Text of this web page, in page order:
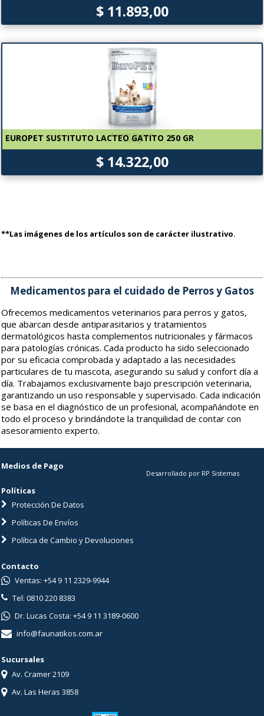
$ 11.893,00
EUROPET SUSTITUTO LACTEO GATITO 250 GR
$ 14.322,00
**Las imágenes de los artículos son de carácter ilustrativo.
Medicamentos para el cuidado de Perros y Gatos
Ofrecemos medicamentos veterinarios para perros y gatos,
que abarcan desde antiparasitarios y tratamientos
dermatológicos hasta complementos nutricionales y fármacos
para patologías crónicas. Cada producto ha sido seleccionado
por su eficacia comprobada y adaptado a las necesidades
particulares de tu mascota, asegurando su salud y confort día a
día. Trabajamos exclusivamente bajo prescripción veterinaria,
garantizando un uso responsable y supervisado. Cada indicación
se basa en el diagnóstico de un profesional, acompañándote en
todo el proceso y brindándote la tranquilidad de contar con
asesoramiento experto.
Medios de Pago
Políticas
Protección De Datos
Políticas De Envíos
Política de Cambio y Devoluciones
Desarrollado por RP Sistemas
Contacto
Ventas: +54 9 11 2329-9944
Tel: 0810 220 8383
Dr. Lucas Costa: +54 9 11 3189-0600
info@faunatikos.com.ar
Sucursales
Av. Cramer 2109
Av. Las Heras 3858